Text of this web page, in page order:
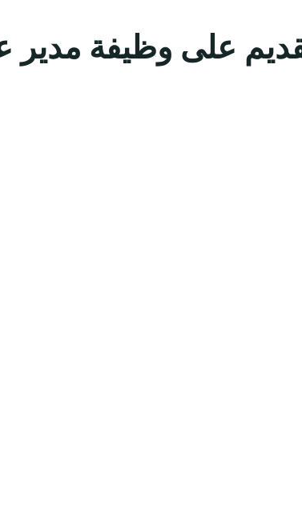
على وظيفة مدير